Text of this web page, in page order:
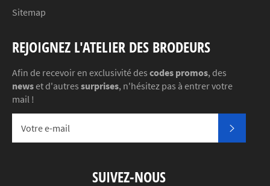
Sitemap
REJOIGNEZ L'ATELIER DES BRODEURS
Afin de recevoir en exclusivité des codes promos, des
newset d'autres surprises, n'hésitez pas à entrer votre
mail !
SUIVEZ-NOUS